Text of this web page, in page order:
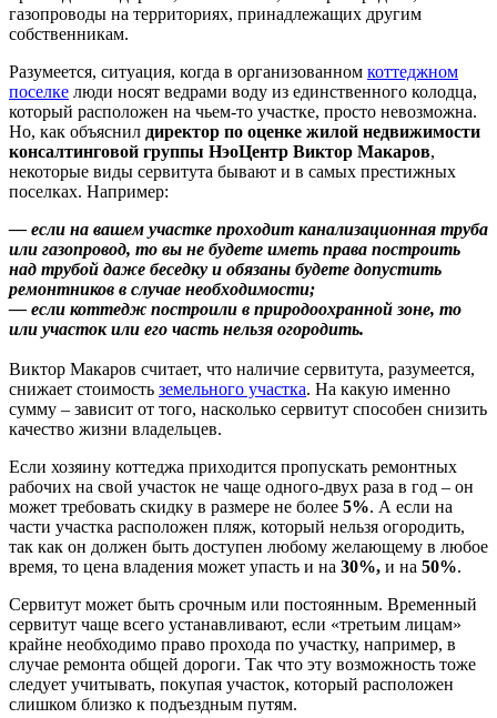
газопроводы на территориях, принадлежащих другим
собственникам.
Разумеется, ситуация, когда в организованном коттеджном
поселке люди носят ведрами воду из единственного колодца,
который расположен на чьем-то участке, просто невозможна.
Но, как объяснил директор по оценке жилой недвижимости
консалтинговой группы НэоЦентр Виктор Макаров,
некоторые виды сервитута бывают и в самых престижных
поселках. Например:
— если на вашем участке проходит канализационная труба
или газопровод, то вы не будете иметь права построить
над трубой даже беседку и обязаны будете допустить
ремонтников в случае необходимости;
— если коттедж построили в природоохранной зоне, то
или участок или его часть нельзя огородить.
Виктор Макаров считает, что наличие сервитута, разумеется,
снижает стоимость земельного участка. На какую именно
сумму – зависит от того, насколько сервитут способен снизить
качество жизни владельцев.
Если хозяину коттеджа приходится пропускать ремонтных
рабочих на свой участок не чаще одного-двух раза в год – он
может требовать скидку в размере не более 5%. А если на
части участка расположен пляж, который нельзя огородить,
так как он должен быть доступен любому желающему в любое
время, то цена владения может упасть и на 30%, и на 50%.
Сервитут может быть срочным или постоянным. Временный
сервитут чаще всего устанавливают, если «третьим лицам»
крайне необходимо право прохода по участку, например, в
случае ремонта общей дороги. Так что эту возможность тоже
следует учитывать, покупая участок, который расположен
слишком близко к подъездным путям.